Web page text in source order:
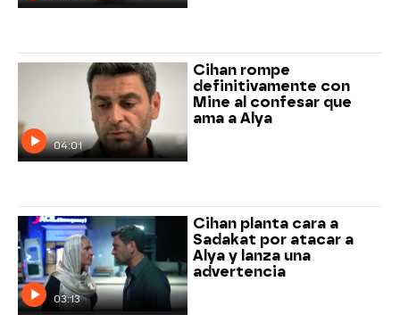
04:01
Cihan rompe
definitivamente con
Mine al confesar que
ama a Alya
03:13
Cihan planta cara a
Sadakat por atacar a
Alya y lanza una
advertencia